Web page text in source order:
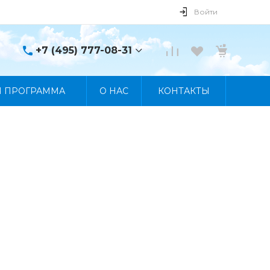
Войти
+7 (495) 777-08-31
+7 (495) 777-08-31
ПРОГРАММА О НАС КОНТАКТЫ